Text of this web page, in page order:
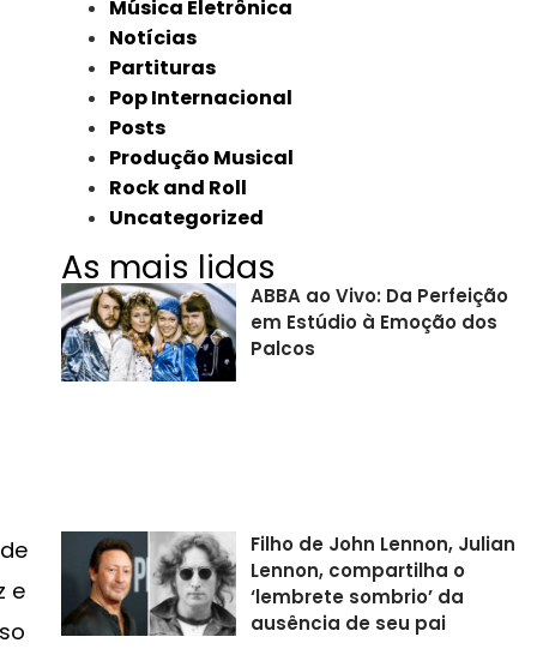
e
Música Eletrônica
Notícias
Partituras
Pop Internacional
Posts
Produção Musical
Rock and Roll
Uncategorized
As mais lidas
ABBA ao Vivo: Da Perfeição
em Estúdio à Emoção dos
Palcos
Filho de John Lennon, Julian
Lennon, compartilha o
‘lembrete sombrio’ da
ausência de seu pai